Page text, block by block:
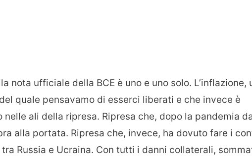
nota ufficiale della BCE è uno e uno solo. L’inflazione,
quale pensavamo di esserci liberati e che invece è
ali della ripresa. Ripresa che, dopo la pandemia
alla portata. Ripresa che, invece, ha dovuto fare i
Russia e Ucraina. Con tutti i danni collaterali,